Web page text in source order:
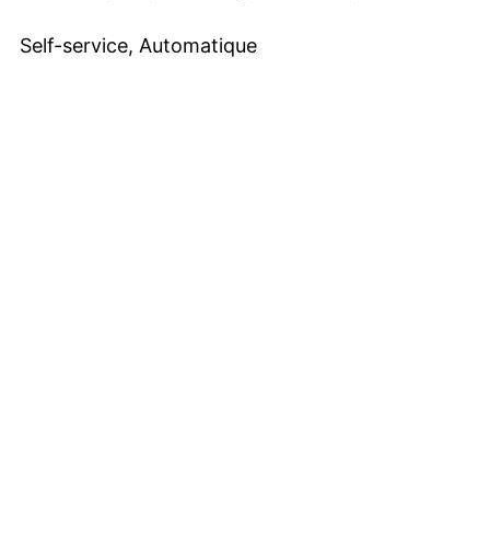
Self-service, Automatique